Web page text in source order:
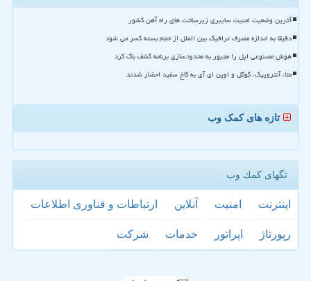
آخرین وضعیت امنیت سایبری زیرساخت های راه آهن کشور
دقیقا به اندازه مصرف ترافیک بین الملل از حجم بسته کسر می شود
هوش مصنوعی اپل را مجبور به محدودسازی برنامه کشف باگ کرد
متا، آنتروپیک، گوگل و اوپن ای آی به کاخ سفید احضار شدند
تازه های کمک وب
تگهای كمك وب
اینترنت امنیت آنلاین ارتباطات و فناوری اطلاعات
رپورتاژ اپراتور خدمات شركت